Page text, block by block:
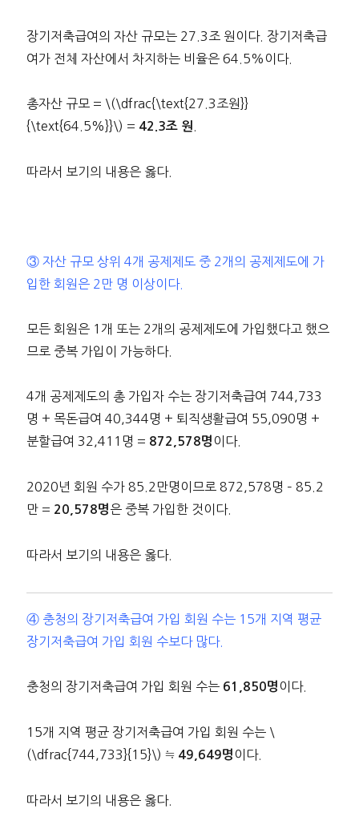
장기저축급여의 자산 규모는 27.3조 원이다. 장기저축급
여가 전체 자산에서 차지하는 비율은 64.5%이다.
총자산 규모 = \(\dfrac{\text{27.3조원}}
{\text{64.5%}}\) = 42.3조 원
따라서 보기의 내용은 옳다.
③ 자산 규모 상위 4개 공제제도 중 2개의 공제제도에 가
입한 회원은 2만 명 이상이다.
모든 회원은 1개 또는 2개의 공제제도에 가입했다고 했으
므로 중복 가입이 가능하다.
4개 공제제도의 총 가입자 수는 장기저축급여 744,733
명 + 목돈급여 40,344명 + 퇴직생활급여 55,090명 +
분할급여 32,411명 = 872,578명 이다.
2020년 회원 수가 85.2만명이므로 872,578명 – 85.2
만 = 20,578명 은 중복 가입한 것이다.
따라서 보기의 내용은 옳다.
④ 충청의 장기저축급여 가입 회원 수는 15개 지역 평균
장기저축급여 가입 회원 수보다 많다.
충청의 장기저축급여 가입 회원 수는 61,850명 이다.
15개 지역 평균 장기저축급여 가입 회원 수는 \
(\dfrac{744,733}{15}\) ≒ 49,649명 이다.
따라서 보기의 내용은 옳다.